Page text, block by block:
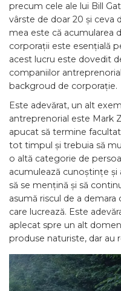
precum cele ale lui Bill
vârste de doar 20 și ceva
mea este că acumularea
corporații este esențială
acest lucru este dovedit
companiilor
backgroud de corporație.
Este adevărat, un alt
antreprenorial este Mark
apucat să termine
tot timpul și trebuia să
o altă categorie de
acumulează cunoștințe
să se mențină și să
asumă riscul de a
care lucrează. Este
aplecat spre un alt
produse naturiste, dar au